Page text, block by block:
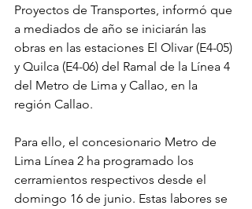
Proyectos de Transportes, informó que
a mediados de año se iniciarán las
obras en las estaciones El Olivar (E4-05)
y Quilca (E4-06) del Ramal de la Línea 4
del Metro de Lima y Callao, en la
región Callao.
Para ello, el concesionario Metro de
Lima Línea 2 ha programado los
cerramientos respectivos desde el
domingo 16 de junio. Estas labores se